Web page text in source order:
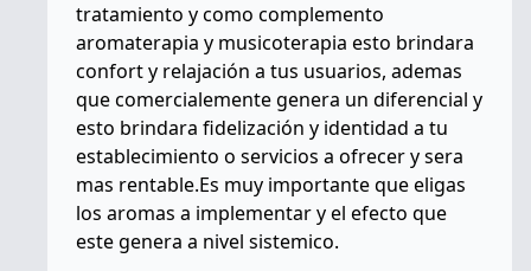
tratamiento y como complemento
aromaterapia y musicoterapia esto brindara
confort y relajación a tus usuarios, ademas
que comercialemente genera un diferencial y
esto brindara fidelización y identidad a tu
establecimiento o servicios a ofrecer y sera
mas rentable.Es muy importante que eligas
los aromas a implementar y el efecto que
este genera a nivel sistemico.